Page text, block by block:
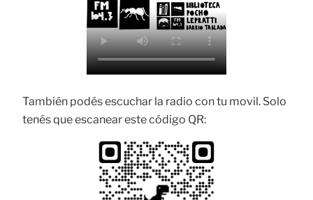
También podés escuchar la radio con tu movil. Solo
tenés que escanear este código QR: